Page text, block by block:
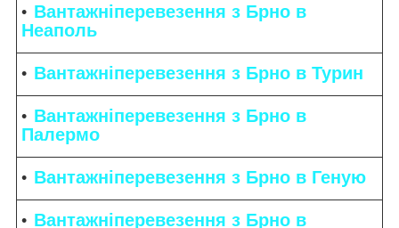
Вантажніперевезення з Брно в
Неаполь
Вантажніперевезення з Брно в Турин
Вантажніперевезення з Брно в
Палермо
Вантажніперевезення з Брно в Геную
Вантажніперевезення з Брно в